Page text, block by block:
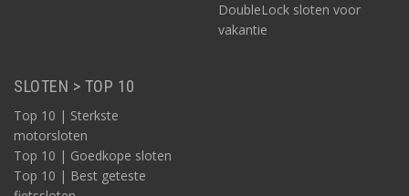
DoubleLock sloten voor
vakantie
SLOTEN > TOP 10
Top 10 | Sterkste
motorsloten
Top 10 | Goedkope sloten
Top 10 | Best geteste